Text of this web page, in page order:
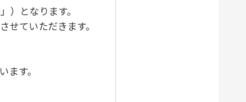
となります。
ていただきます。
す。